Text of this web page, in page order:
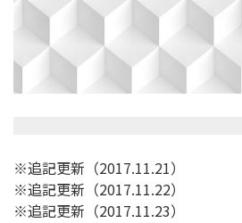
※追記更新（2017.11.21）
※追記更新（2017.11.22）
※追記更新（2017.11.23）